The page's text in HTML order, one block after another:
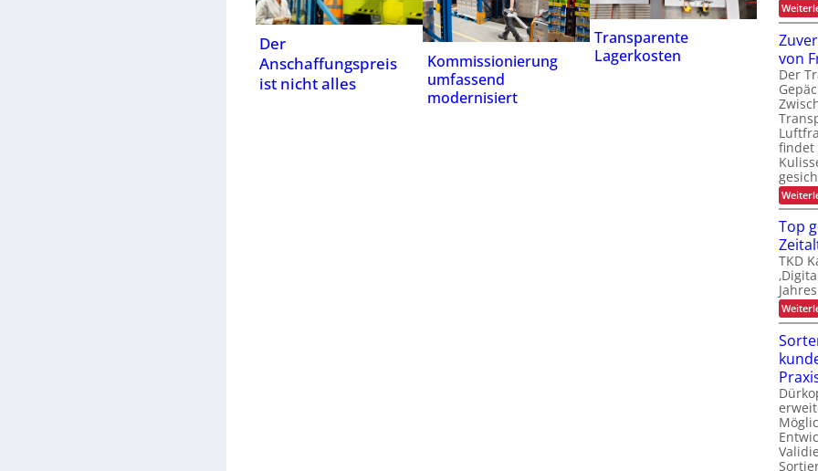
Der
Anschaffungspreis
ist nicht alles
Kommissionierung
umfassend
modernisiert
Transparente
Lagerkosten
von
Der
findet
Top
TKD